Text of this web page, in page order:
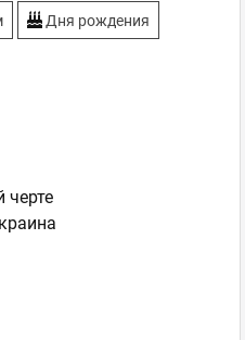
Дня рождения
черте